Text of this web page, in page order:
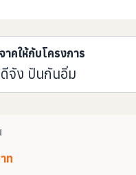
าคให้กับโครงการ
จัง ปันกันอิ่ม
ท